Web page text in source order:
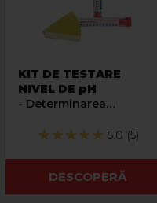
KIT DE TESTARE
NIVEL DE pH
- Determinarea
caracteristicii de pH a
5.0 (5)
DESCOPERĂ